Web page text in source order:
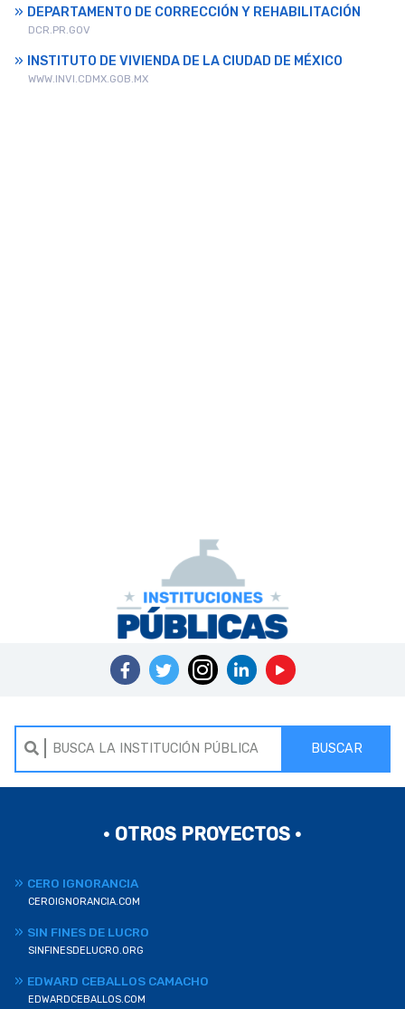
DEPARTAMENTO DE CORRECCIÓN Y REHABILITACIÓN
DCR.PR.GOV
INSTITUTO DE VIVIENDA DE LA CIUDAD DE MÉXICO
WWW.INVI.CDMX.GOB.MX
BUSCAR
• OTROS PROYECTOS •
CERO IGNORANCIA
CEROIGNORANCIA.COM
SIN FINES DE LUCRO
SINFINESDELUCRO.ORG
EDWARD CEBALLOS CAMACHO
EDWARDCEBALLOS.COM